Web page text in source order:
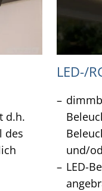
d.h.
des
LED-/
und/
LED-